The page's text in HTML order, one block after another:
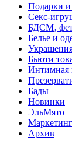
Подарки
Секс-
БДСМ‚
Белье и
Бьюти
Интимная
Бады
Новинки
ЭльМято
Архив